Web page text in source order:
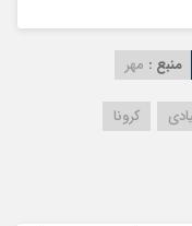
منبع : مهر
کرونا